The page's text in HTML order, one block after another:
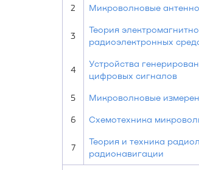
2 Микроволновые
3
Теория
радиоэлектронных
4
Устройства
цифровых сигналов
5 Микроволновые
6 Схемотехника
7
Теория и техника
радионавигации